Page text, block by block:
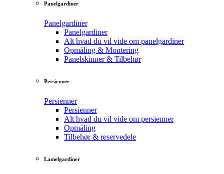
Panelgardiner
Panelgardiner
Panelgardiner
Alt hvad du vil vide om panelgardiner
Opmåling & Montering
Panelskinner & Tilbehør
Persienner
Persienner
Persienner
Alt hvad du vil vide om persienner
Opmåling
Tilbehør & reservedele
Lamelgardiner